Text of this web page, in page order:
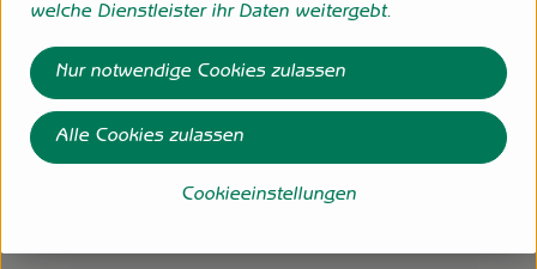
Hofgemeinschaft Grummersort
Hauptmoorweg 3
27798 Hude
04484-599
info@hofgemeinschaft-grummersort.de
welche Dienstleister ihr Daten weitergebt.
Cookieeinstellungen
Nur notwendige Cookies zulassen
Alle Cookies zulassen